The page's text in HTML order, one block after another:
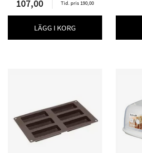
107,00 Tid. pris 190,00
LÄGG I KORG